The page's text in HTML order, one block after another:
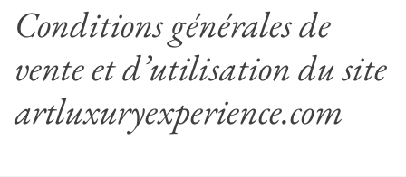
Conditions générales de
vente et d’utilisation du site
artluxuryexperience.com